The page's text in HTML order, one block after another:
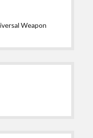
Weapon